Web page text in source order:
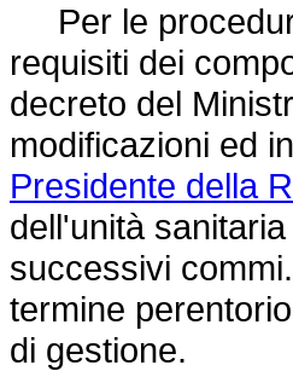
Per le
requisiti dei
decreto del
modificazioni ed
Presidente della
dell'unità
successivi
termine
di gestione.